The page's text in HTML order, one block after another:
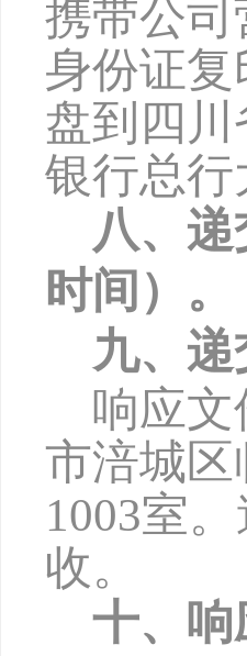
携带公
身份证
盘到四
银行总行
八、
时间）。
九、
响应
市涪城
1003室
收。
十、响